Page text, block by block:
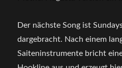
Der nächste Song ist
dargebracht. Nach einem
Saiteninstrumente bricht